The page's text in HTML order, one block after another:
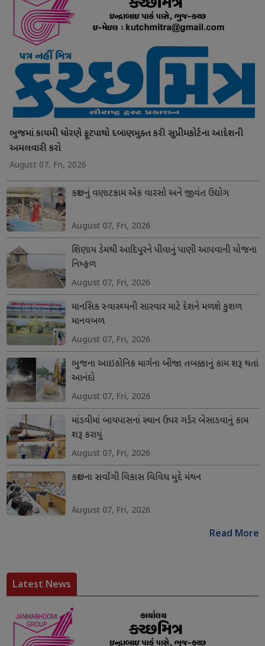
ભુજમાં કાયમી ધોરણે ફૂટપાથો દબાણમુક્ત કરી સુપ્રીમકોર્ટના આદેશની
અમલવારી કરો
August 07, Fri, 2026
કચ્છનું વણાટકામ એક વારસો અને જીવંત ઉદ્યોગ
August 07, Fri, 2026
શિણાય ડેમથી આદિપુરને પીવાનું પાણી આપવાની યોજના
નિષ્ફળ
August 07, Fri, 2026
માનસિક સ્વાસ્થ્યની સારવાર માટે દેશને મળશે કુશળ
માનવબળ
August 07, Fri, 2026
ભુજના આઇકોનિક માર્ગના બીજા તબક્કાનું કામ શરૂ થતાં
આનંદો
August 07, Fri, 2026
માંડવીમાં બાયપાસનાં સ્થાન ઉપર ગર્ડર બેસાડવાનું કામ
શરૂ કરાયું
August 07, Fri, 2026
કચ્છના સર્વાંગી વિકાસ વિવિધ મુદે મંથન
August 07, Fri, 2026
Read More
Latest News